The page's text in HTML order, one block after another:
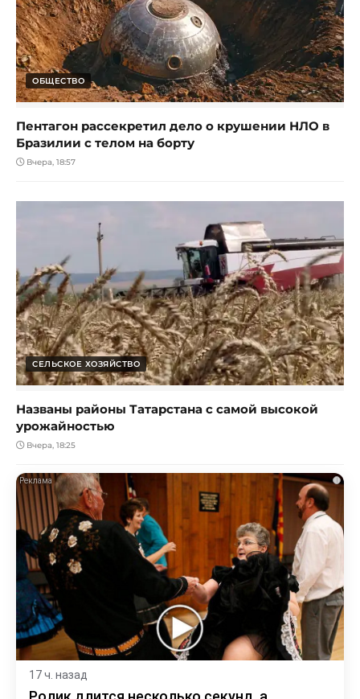
ОБЩЕСТВО
Пентагон рассекретил дело о крушении НЛО в
Бразилии с телом на борту
Вчера, 18:57
СЕЛЬСКОЕ ХОЗЯЙСТВО
Названы районы Татарстана с самой высокой
урожайностью
Вчера, 18:25
i
17 ч. назад